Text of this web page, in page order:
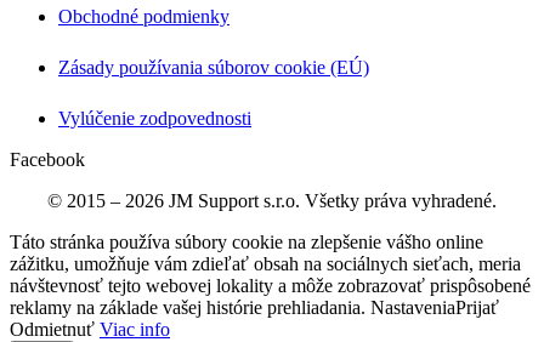
Obchodné podmienky
Zásady používania súborov cookie (EÚ)
Vylúčenie zodpovednosti
Facebook
© 2015 – 2026 JM Support s.r.o. Všetky práva vyhradené.
Táto stránka používa súbory cookie na zlepšenie vášho online
zážitku, umožňuje vám zdieľať obsah na sociálnych sieťach, meria
návštevnosť tejto webovej lokality a môže zobrazovať prispôsobené
reklamy na základe vašej histórie prehliadania. NastaveniaPrijať
Odmietnuť Viac info